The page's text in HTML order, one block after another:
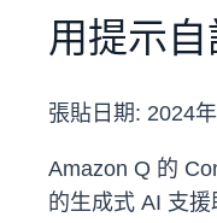
用提示自
張貼日期: 2024
Amazon Q 的
的生成式 AI 支